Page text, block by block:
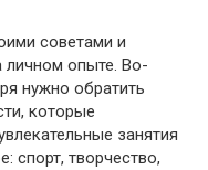
советами и
опыте. Во-
нужно обратить
которые
занятия
спорт, творчество,